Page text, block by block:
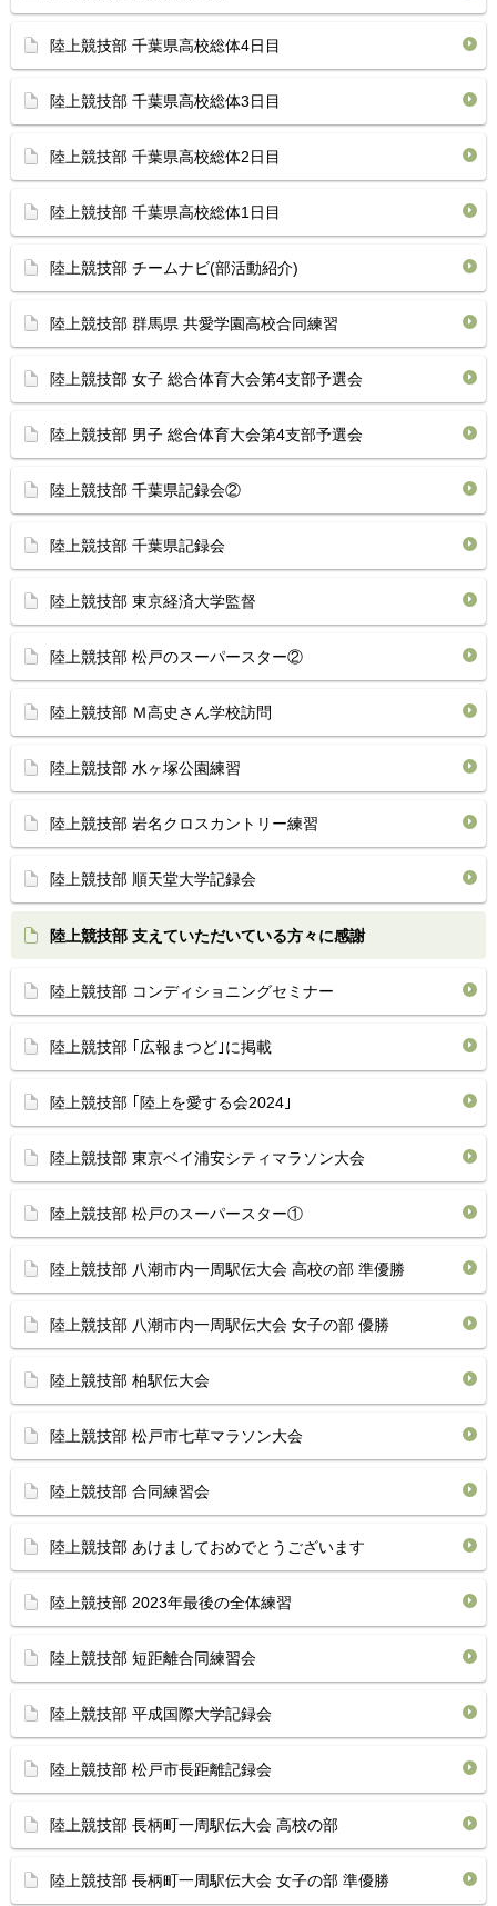
陸上競技部 千葉県高校総体4日目
陸上競技部 千葉県高校総体3日目
陸上競技部 千葉県高校総体2日目
陸上競技部 千葉県高校総体1日目
陸上競技部 チームナビ(部活動紹介)
陸上競技部 群馬県 共愛学園高校合同練習
陸上競技部 女子 総合体育大会第4支部予選会
陸上競技部 男子 総合体育大会第4支部予選会
陸上競技部 千葉県記録会②
陸上競技部 千葉県記録会
陸上競技部 東京経済大学監督
陸上競技部 松戸のスーパースター②
陸上競技部 Ｍ高史さん学校訪問
陸上競技部 水ヶ塚公園練習
陸上競技部 岩名クロスカントリー練習
陸上競技部 順天堂大学記録会
陸上競技部 支えていただいている方々に感謝
陸上競技部 コンディショニングセミナー
陸上競技部 ｢広報まつど｣に掲載
陸上競技部 ｢陸上を愛する会2024｣
陸上競技部 東京ベイ浦安シティマラソン大会
陸上競技部 松戸のスーパースター①
陸上競技部 八潮市内一周駅伝大会 高校の部 準優勝
陸上競技部 八潮市内一周駅伝大会 女子の部 優勝
陸上競技部 柏駅伝大会
陸上競技部 松戸市七草マラソン大会
陸上競技部 合同練習会
陸上競技部 あけましておめでとうございます
陸上競技部 2023年最後の全体練習
陸上競技部 短距離合同練習会
陸上競技部 平成国際大学記録会
陸上競技部 松戸市長距離記録会
陸上競技部 長柄町一周駅伝大会 高校の部
陸上競技部 長柄町一周駅伝大会 女子の部 準優勝